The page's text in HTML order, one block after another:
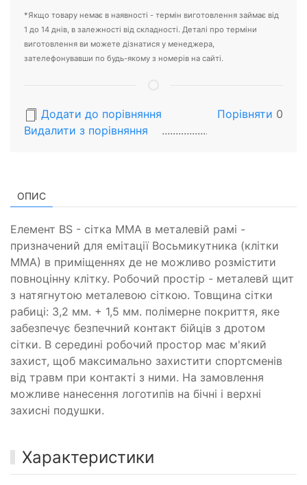
*Якщо товару немає в наявності - термін виготовлення займає від
1 до 14 днів, в залежності від складності. Деталі про терміни
виготовлення ви можете дізнатися у менеджера,
зателефонувавши по будь-якому з номерів на сайті.
Додати до порівняння
Видалити з порiвняння
Порівняти 0
ОПИС
Елемент BS - сітка ММА в металевій рамі -
призначений для емітації Восьмикутника (клітки
ММА) в приміщеннях де не можливо розмістити
повноцінну клітку. Робочий простір - металевй щит
з натягнутою металевою сіткою. Товщина сітки
рабиці: 3,2 мм. + 1,5 мм. полімерне покриття, яке
забезпечує безпечний контакт бійців з дротом
сітки. В середині робочий простор має м'який
захист, щоб максимально захистити спортсменів
від травм при контакті з ними. На замовлення
можливе нанесення логотипів на бічні і верхні
захисні подушки.
Характеристики